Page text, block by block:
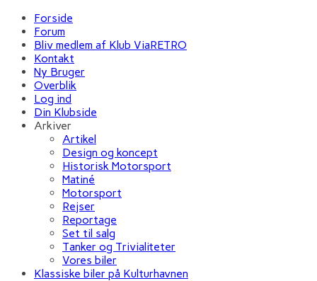
Forside
Forum
Bliv medlem af Klub ViaRETRO
Kontakt
Ny Bruger
Overblik
Log ind
Din Klubside
Arkiver
Artikel
Design og koncept
Historisk Motorsport
Matiné
Motorsport
Rejser
Reportage
Set til salg
Tanker og Trivialiteter
Vores biler
Klassiske biler på Kulturhavnen